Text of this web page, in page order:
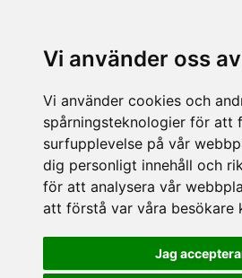
Vi använder oss
Vi använder cookies och
spårningsteknologier för att
surfupplevelse på vår
dig personligt innehåll och
för att analysera vår
att förstå var våra besökare
Jag